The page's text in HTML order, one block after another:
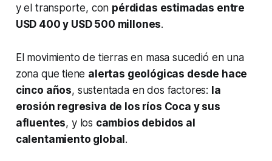
y el transporte, con pérdidas estimadas entre
USD 400 y USD 500 millones.
El movimiento de tierras en masa sucedió en una
zona que tiene alertas geológicas desde hace
cinco años, sustentada en dos factores: la
erosión regresiva de los ríos Coca y sus
afluentes, y los cambios debidos al
calentamiento global.